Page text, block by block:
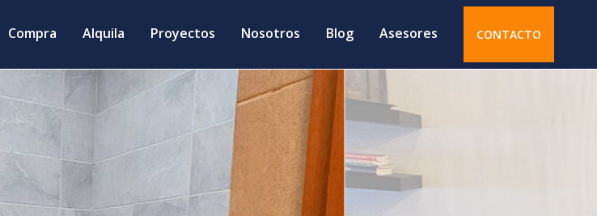
Compra Alquila Proyectos Nosotros Blog Asesores CONTACTO